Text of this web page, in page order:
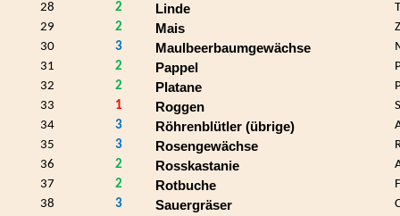
28
2 Linde
29
2 Mais
30
3 Maulbeerbaumgewächse
31
2 Pappel
32
2 Platane
33
1 Roggen
34
3 Röhrenblütler (übrige)
35
3 Rosengewächse
36
2 Rosskastanie
37
2 Rotbuche
38
3 Sauergräser